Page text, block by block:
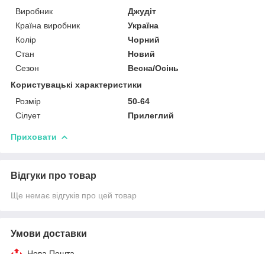
Виробник
Джудіт
Країна виробник
Україна
Колір
Чорний
Стан
Новий
Сезон
Весна/Осінь
Користувацькі характеристики
Розмір
50-64
Сілует
Прилеглий
Приховати
Відгуки про товар
Ще немає відгуків про цей товар
Умови доставки